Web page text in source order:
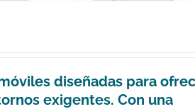
diseñadas para
exigentes. Con una